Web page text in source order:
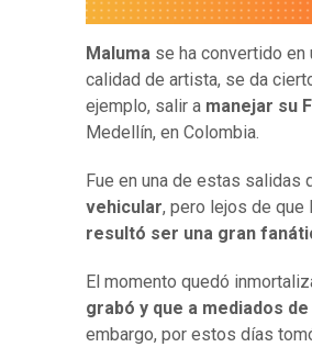
Maluma se ha convertido
calidad de artista, se da
ejemplo, salir a manejar su
Medellín, en Colombia.
Fue en una de estas salidas
vehicular, pero lejos de que
resultó ser una gran
El momento quedó
grabó y que a mediados
embargo, por estos días